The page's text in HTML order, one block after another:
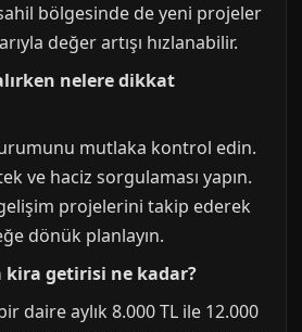
bölgesinde de yeni projeler
değer artışı hızlanabilir.
nelere dikkat
mutlaka kontrol edin.
ve haciz sorgulaması yapın.
projelerini takip ederek
dönük planlayın.
kira getirisi ne kadar?
daire aylık 8.000 TL ile 12.000